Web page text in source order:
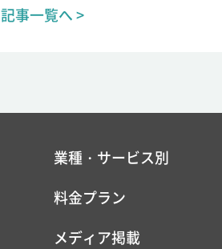
記事一覧へ >
業種・サービス別
料金プラン
メディア掲載